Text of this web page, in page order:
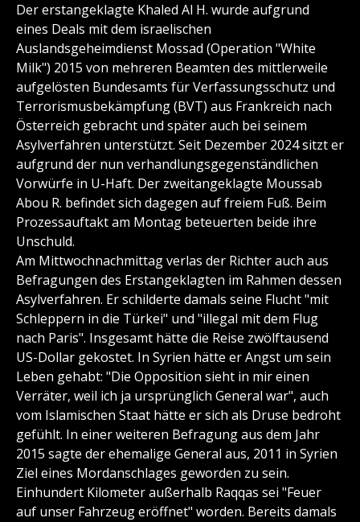
Der erstangeklagte Khaled Al H. wurde aufgrund
eines Deals mit dem israelischen
Auslandsgeheimdienst Mossad (Operation "White
Milk") 2015 von mehreren Beamten des mittlerweile
aufgelösten Bundesamts für Verfassungsschutz und
Terrorismusbekämpfung (BVT) aus Frankreich nach
Österreich gebracht und später auch bei seinem
Asylverfahren unterstützt. Seit Dezember 2024 sitzt er
aufgrund der nun verhandlungsgegenständlichen
Vorwürfe in U-Haft. Der zweitangeklagte Moussab
Abou R. befindet sich dagegen auf freiem Fuß. Beim
Prozessauftakt am Montag beteuerten beide ihre
Unschuld.
Am Mittwochnachmittag verlas der Richter auch aus
Befragungen des Erstangeklagten im Rahmen dessen
Asylverfahren. Er schilderte damals seine Flucht "mit
Schleppern in die Türkei" und "illegal mit dem Flug
nach Paris". Insgesamt hätte die Reise zwölftausend
US-Dollar gekostet. In Syrien hätte er Angst um sein
Leben gehabt: "Die Opposition sieht in mir einen
Verräter, weil ich ja ursprünglich General war", auch
vom Islamischen Staat hätte er sich als Druse bedroht
gefühlt. In einer weiteren Befragung aus dem Jahr
2015 sagte der ehemalige General aus, 2011 in Syrien
Ziel eines Mordanschlages geworden zu sein.
Einhundert Kilometer außerhalb Raqqas sei "Feuer
auf unser Fahrzeug eröffnet" worden. Bereits damals